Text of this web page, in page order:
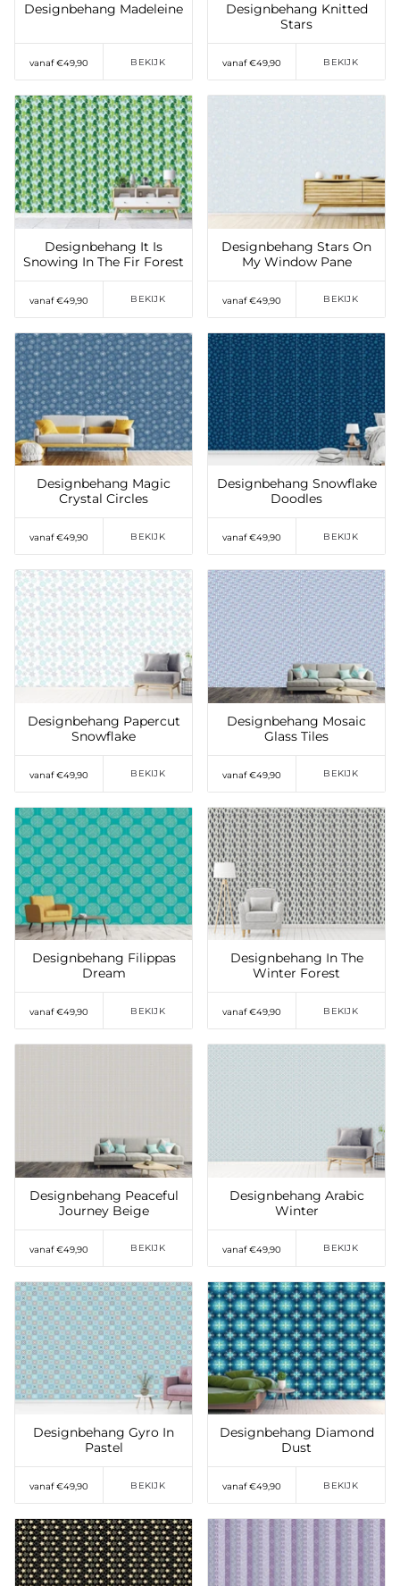
Designbehang Madeleine
vanaf €49,90 BEKIJK
Designbehang Knitted
Stars
vanaf €49,90 BEKIJK
Toevoegen aan
verlanglijst
Designbehang It Is
Snowing In The Fir Forest
vanaf €49,90 BEKIJK
Toevoegen aan
verlanglijst
Designbehang Stars On
My Window Pane
vanaf €49,90 BEKIJK
Toevoegen aan
verlanglijst
Designbehang Magic
Crystal Circles
vanaf €49,90 BEKIJK
Toevoegen aan
verlanglijst
Designbehang Snowflake
Doodles
vanaf €49,90 BEKIJK
Toevoegen aan
verlanglijst
Designbehang Papercut
Snowflake
vanaf €49,90 BEKIJK
Toevoegen aan
verlanglijst
Designbehang Mosaic
Glass Tiles
vanaf €49,90 BEKIJK
Toevoegen aan
verlanglijst
Designbehang Filippas
Dream
vanaf €49,90 BEKIJK
Toevoegen aan
verlanglijst
Designbehang In The
Winter Forest
vanaf €49,90 BEKIJK
Designbehang Peaceful
Journey Beige
vanaf €49,90 BEKIJK
verlanglijst
Designbehang Arabic
Winter
vanaf €49,90 BEKIJK
Toevoegen aan
verlanglijst
Designbehang Gyro In
Pastel
vanaf €49,90 BEKIJK
Toevoegen aan
verlanglijst
Designbehang Diamond
Dust
vanaf €49,90 BEKIJK
Toevoegen aan Toevoegen aan